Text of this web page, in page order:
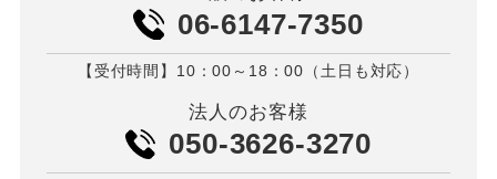
06-6147-7350
【受付時間】10：00～18：00（土日も対応）
法人のお客様
050-3626-3270